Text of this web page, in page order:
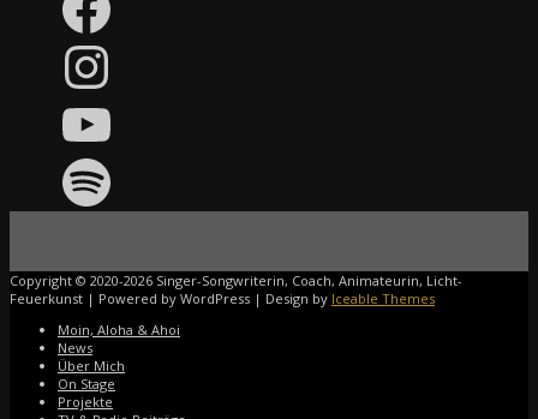
Instagram
YouTube
Spotify
Copyright © 2020-2026 Singer-Songwriterin, Coach, Animateurin, Licht-
Feuerkunst | Powered by WordPress | Design by Iceable Themes
Moin, Aloha & Ahoi
News
Über Mich
On Stage
Projekte